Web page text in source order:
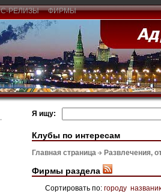
РЕЛИЗЫ ФИРМЫ
Я ищу:
Клубы по интересам
Главная страница Развлечения,
Фирмы раздела
Сортировать по: городу